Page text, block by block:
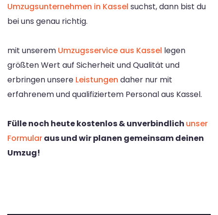
Umzugsunternehmen in Kassel suchst, dann bist du
bei uns genau richtig.
mit unserem Umzugsservice aus Kassel legen
größten Wert auf Sicherheit und Qualität und
erbringen unsere Leistungen daher nur mit
erfahrenem und qualifiziertem Personal aus Kassel.
Fülle noch heute kostenlos & unverbindlich unser
Formularaus und wir planen gemeinsam deinen
Umzug!